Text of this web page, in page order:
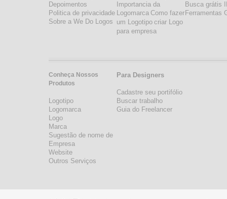
Depoimentos
Politica de privacidade
Sobre a We Do Logos
Conheça Nossos
Produtos
Logotipo
Logomarca
Logo
Marca
Sugestão de nome de
Empresa
Website
Outros Serviços
Importancia da
Logomarca Como fazer
um Logotipo criar Logo
para empresa
Para Designers
Cadastre seu portifólio
Buscar trabalho
Guia do Freelancer
Busca grátis
Ferramentas